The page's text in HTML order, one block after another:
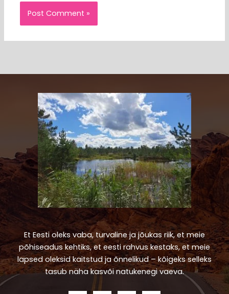
Et Eesti oleks vaba, turvaline ja jõukas riik, et meie
põhiseadus kehtiks, et eesti rahvus kestaks, et meie
lapsed oleksid kaitstud ja õnnelikud – kõigeks selleks
tasub näha kasvõi natukenegi vaeva.